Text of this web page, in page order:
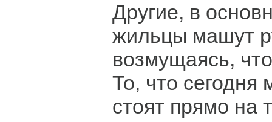
Другие, в
жильцы машут
возмущаясь,
То, что
стоят прямо на